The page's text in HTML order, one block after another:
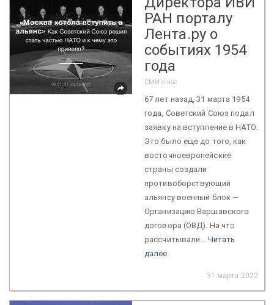
РАН порталу
Лента.ру о
событиях 1954
года
СМИ о нас
67 лет назад, 31 марта 1954
года, Советский Союз подал
заявку на вступление в НАТО.
Это было еще до того, как
восточноевропейские
страны создали
противоборствующий
альянсу военный блок —
Организацию Варшавского
договора (ОВД). На что
рассчитывали... Читать
далее
31 марта 2022